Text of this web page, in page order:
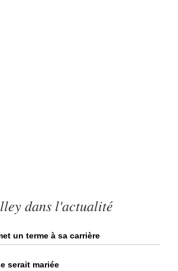
dans l'actualité
un terme à sa carrière
serait mariée